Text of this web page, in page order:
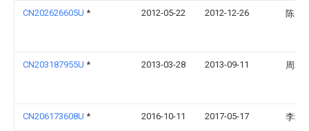
CN202626605U * 2012-05-22 2012-12-26 陈展
CN203187955U * 2013-03-28 2013-09-11 周利
CN206173608U * 2016-10-11 2017-05-17 李红